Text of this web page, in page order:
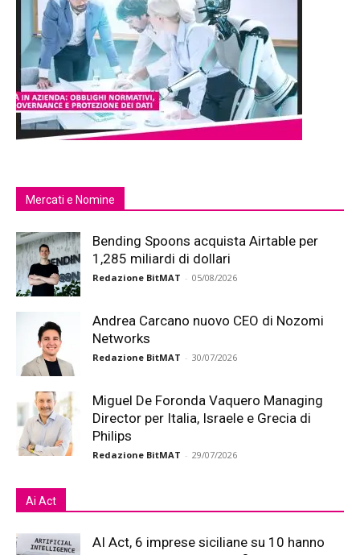
Mercati e Nomine
Bending Spoons acquista Airtable per
1,285 miliardi di dollari
Redazione BitMAT - 05/08/2026
Andrea Carcano nuovo CEO di Nozomi
Networks
Redazione BitMAT - 30/07/2026
Miguel De Foronda Vaquero Managing
Director per Italia, Israele e Grecia di
Philips
Redazione BitMAT - 29/07/2026
Ai Act
AI Act, 6 imprese siciliane su 10 hanno